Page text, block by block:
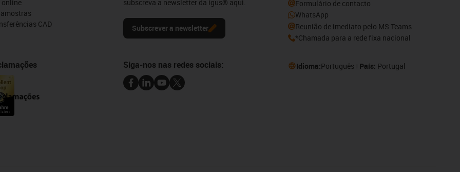
online
CAD
subscreva a newsletter da igus® aqui.
Subscrever a newsletter
Formulário de contacto
WhatsApp
Reunião de imediato pelo MS Teams
*Chamada para a rede fixa nacional
Siga-nos nas redes sociais: Idioma:Português País: Portugal